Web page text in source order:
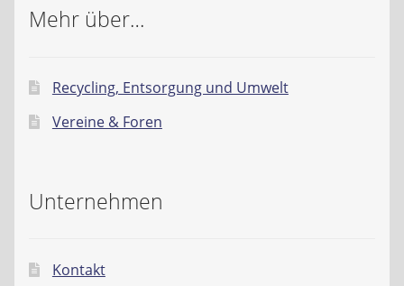
Öle- und Schmierstoff Verordnung
Widerrufsbelehrung
Mehr über…
Recycling, Entsorgung und Umwelt
Vereine & Foren
Unternehmen
Kontakt